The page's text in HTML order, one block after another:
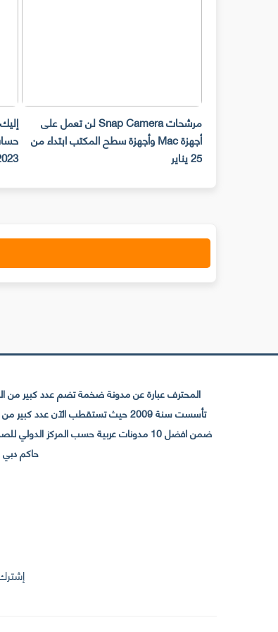
مرشحات Snap Camera لن تعمل على
أجهزة Mac وأجهزة سطح المكتب ابتداء من
25 يناير
المحترف عبارة عن مدونة ضخمة تضم عدد كبير من
حاكم دبي بجائزة